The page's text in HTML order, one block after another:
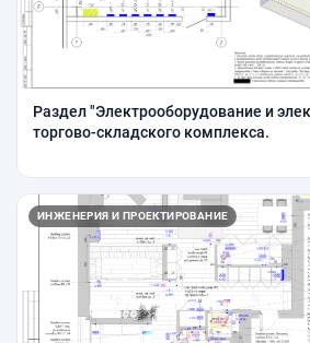
Раздел "Электрооборудование и
торгово-складского комплекса.
ИНЖЕНЕРИЯ И ПРОЕКТИРОВАНИЕ